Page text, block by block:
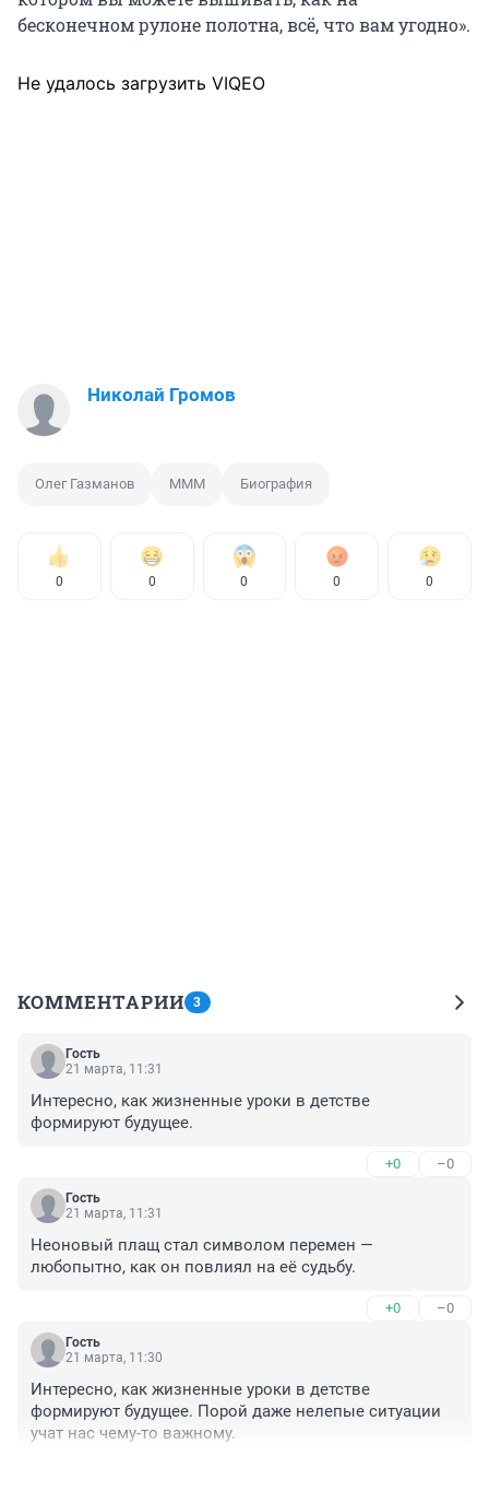
бесконечном рулоне полотна, всё, что вам угодно».
Не удалось загрузить VIQEO
Николай Громов
Олег Газманов МММ Биография
0 0 0 0 0
КОММЕНТАРИИ 3
Гость
21 марта, 11:31
Интересно, как жизненные уроки в детстве
формируют будущее.
+0 –0
Гость
21 марта, 11:31
Неоновый плащ стал символом перемен —
любопытно, как он повлиял на её судьбу.
+0 –0
Гость
21 марта, 11:30
Интересно, как жизненные уроки в детстве
формируют будущее. Порой даже нелепые ситуации
учат нас чему-то важному.